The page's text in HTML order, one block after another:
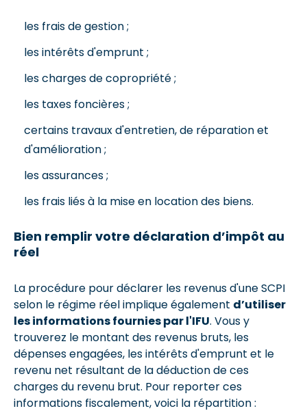
les frais de gestion ;
les intérêts d'emprunt ;
les charges de copropriété ;
les taxes foncières ;
certains travaux d'entretien, de réparation et
d'amélioration ;
les assurances ;
les frais liés à la mise en location des biens.
Bien remplir votre déclaration d’impôt au
réel
La procédure pour déclarer les revenus d'une SCPI
selon le régime réel implique également d’utiliser
les informations fournies par l'IFU. Vous y
trouverez le montant des revenus bruts, les
dépenses engagées, les intérêts d'emprunt et le
revenu net résultant de la déduction de ces
charges du revenu brut. Pour reporter ces
informations fiscalement, voici la répartition :